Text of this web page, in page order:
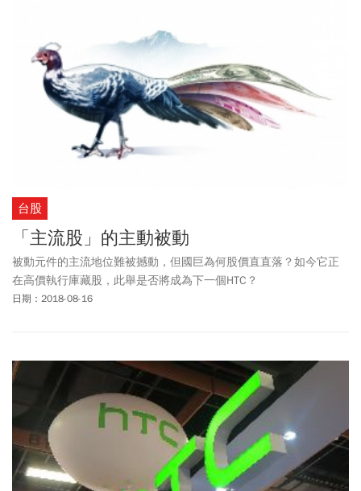
台股
「主流股」的主動被動
被動元件的主流地位難被撼動，但國巨為何股價直直落？如今它正
在高價執行庫藏股，此舉是否將成為下一個HTC？
日期：2018-08-16